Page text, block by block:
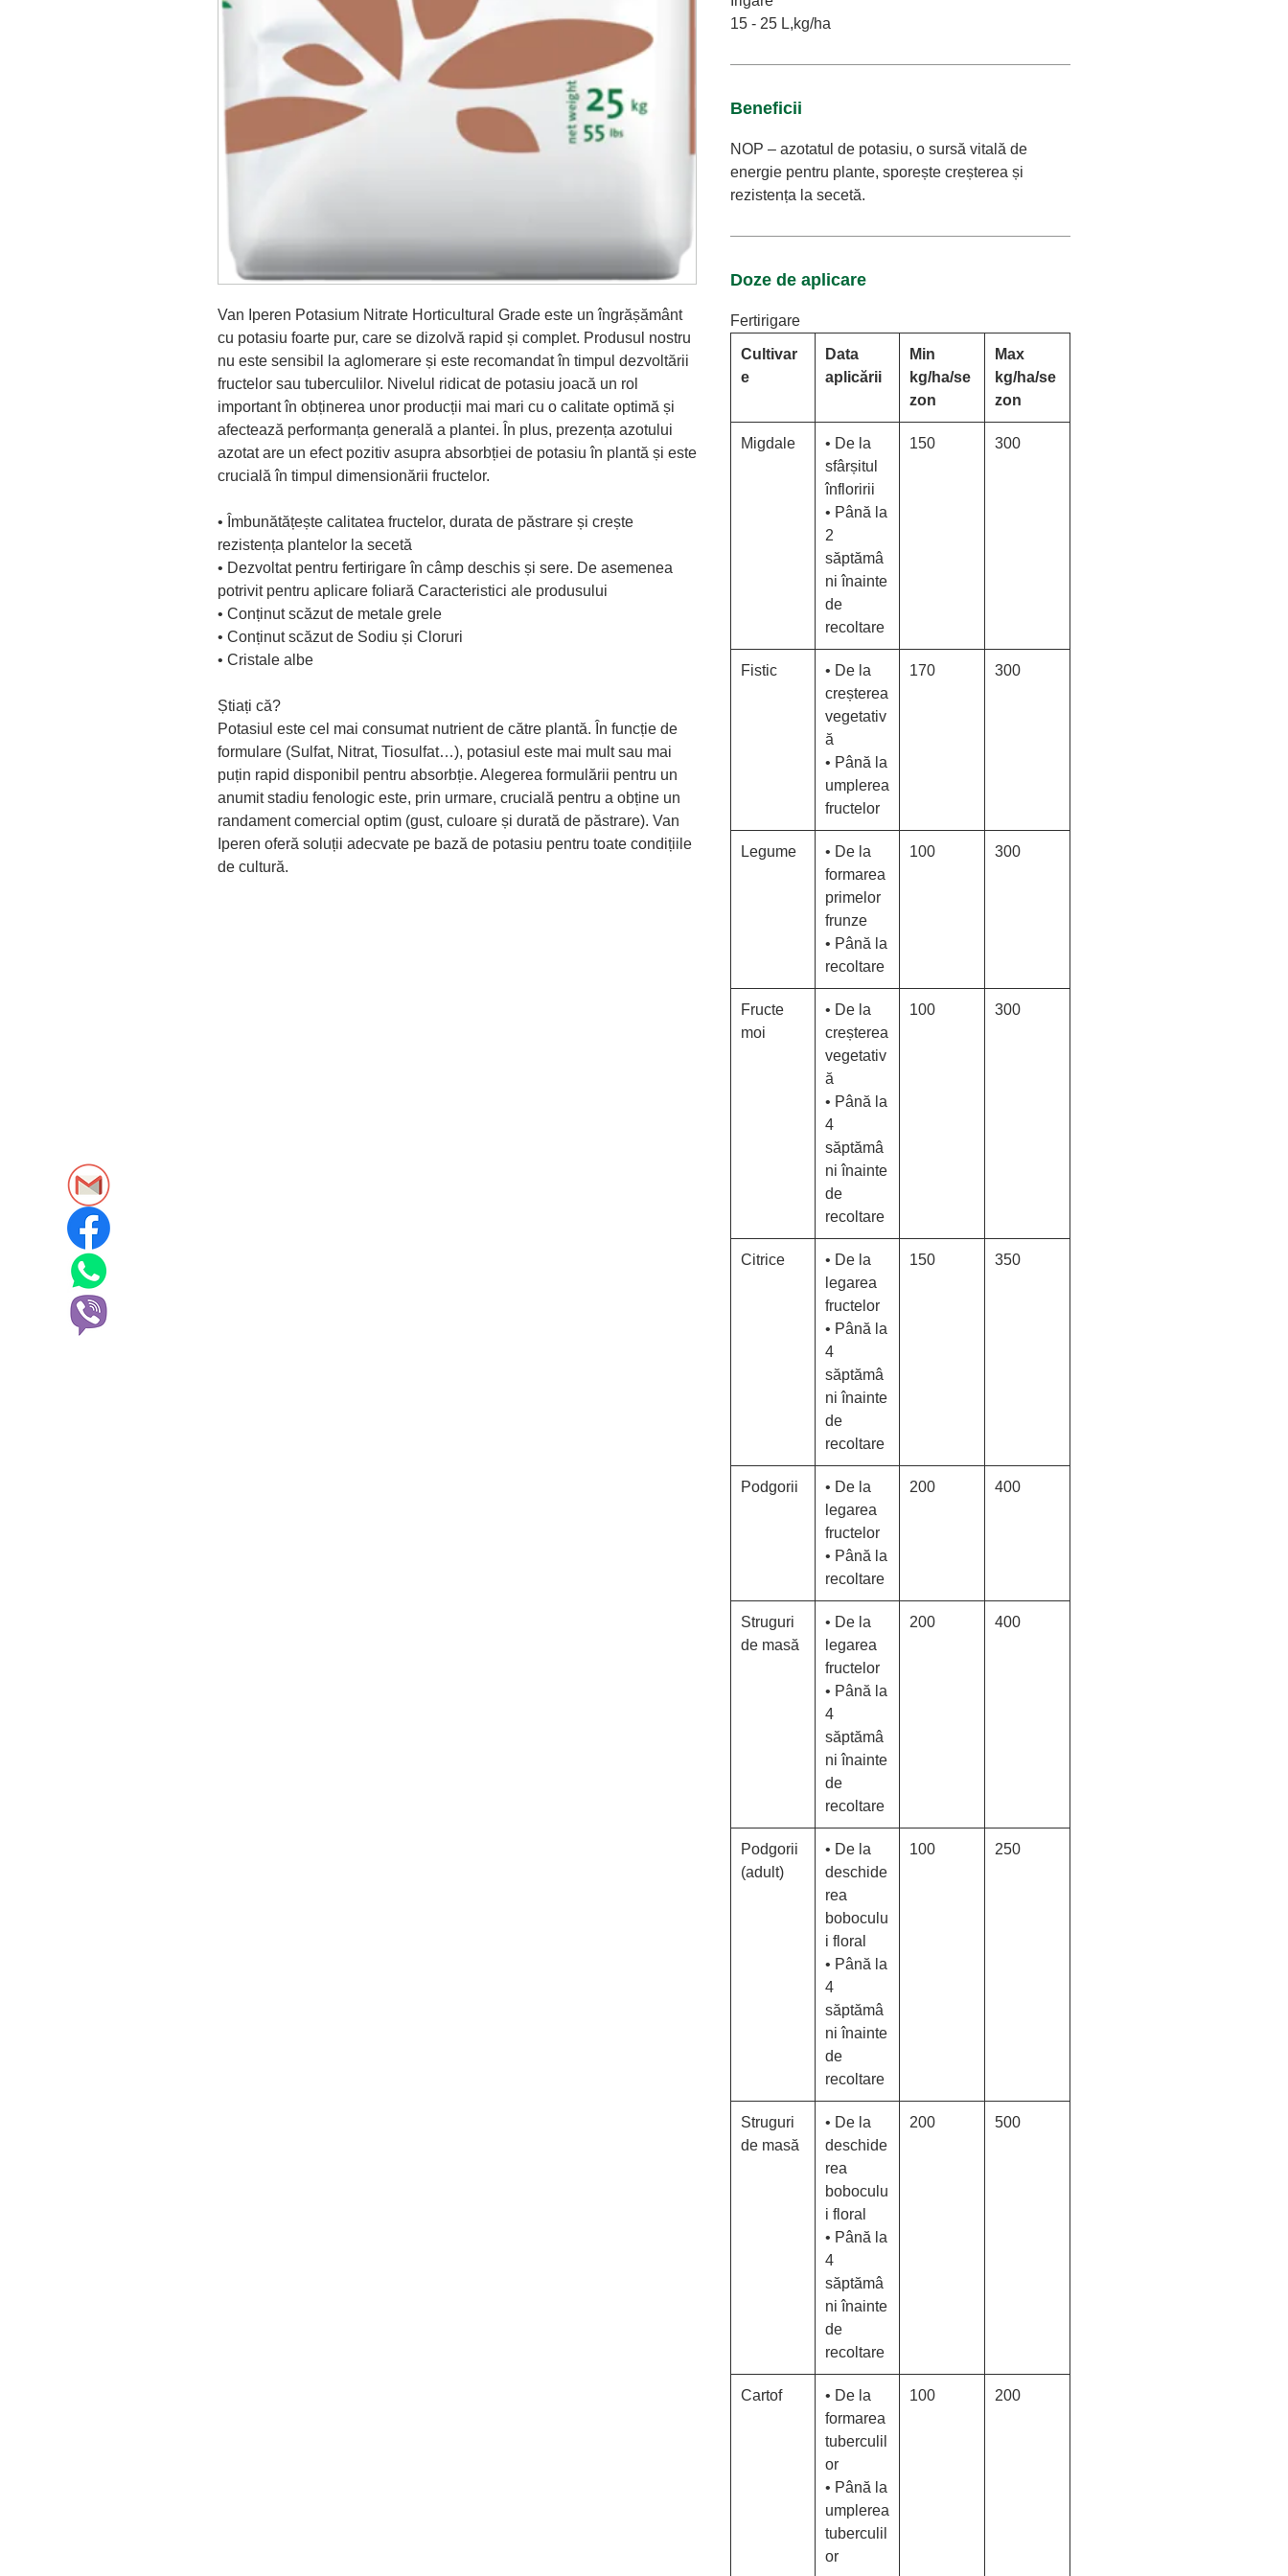
Van Iperen Potasium Nitrate Horticultural Grade este un îngrășământ
cu potasiu foarte pur, care se dizolvă rapid și complet. Produsul nostru
nu este sensibil la aglomerare și este recomandat în timpul dezvoltării
fructelor sau tuberculilor. Nivelul ridicat de potasiu joacă un rol
important în obținerea unor producții mai mari cu o calitate optimă și
afectează performanța generală a plantei. În plus, prezența azotului
azotat are un efect pozitiv asupra absorbției de potasiu în plantă și este
crucială în timpul dimensionării fructelor.
• Îmbunătățește calitatea fructelor, durata de păstrare și crește
rezistența plantelor la secetă
• Dezvoltat pentru fertirigare în câmp deschis și sere. De asemenea
potrivit pentru aplicare foliară Caracteristici ale produsului
• Conținut scăzut de metale grele
• Conținut scăzut de Sodiu și Cloruri
• Cristale albe
Știați că?
Potasiul este cel mai consumat nutrient de către plantă. În funcție de
formulare (Sulfat, Nitrat, Tiosulfat…), potasiul este mai mult sau mai
puțin rapid disponibil pentru absorbție. Alegerea formulării pentru un
anumit stadiu fenologic este, prin urmare, crucială pentru a obține un
randament comercial optim (gust, culoare și durată de păstrare). Van
Iperen oferă soluții adecvate pe bază de potasiu pentru toate condițiile
de cultură.
15 - 25 L,kg/ha
Beneficii
NOP – azotatul de potasiu, o sursă vitală de
energie pentru plante, sporește creșterea și
rezistența la secetă.
Doze de aplicare
Fertirigare
Cultivar
e
Data
aplicării
Min
kg/ha/se
zon
Max
kg/ha/se
zon
Migdale
• De la
sfârșitul
înfloririi
• Până la
2
săptămâ
ni înainte
de
recoltare
150 300
Fistic
• De la
creșterea
vegetativ
ă
• Până la
umplerea
fructelor
170 300
Legume
• De la
formarea
primelor
frunze
• Până la
recoltare
100 300
Fructe
moi
• De la
creșterea
vegetativ
ă
• Până la
4
săptămâ
ni înainte
de
recoltare
100 300
Citrice
• De la
legarea
fructelor
• Până la
4
săptămâ
ni înainte
de
recoltare
150 350
Podgorii
• De la
legarea
fructelor
• Până la
recoltare
200 400
Struguri
de masă
• De la
legarea
fructelor
• Până la
4
săptămâ
ni înainte
de
recoltare
200 400
Podgorii
(adult)
• De la
deschide
rea
boboculu
i floral
• Până la
4
săptămâ
ni înainte
de
recoltare
100 250
Struguri
de masă
• De la
deschide
rea
boboculu
i floral
• Până la
4
săptămâ
ni înainte
de
recoltare
200 500
Cartof
• De la
formarea
tuberculil
or
• Până la
umplerea
tuberculil
or
100 200